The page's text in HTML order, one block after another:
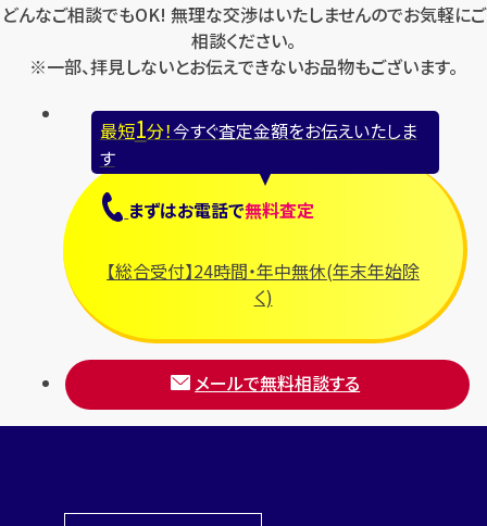
どんなご相談でもOK! 無理な交渉はいたしませんのでお気軽にご
相談ください。
※一部、拝見しないとお伝えできないお品物もございます。
最短1分！今すぐ査定金額をお伝えいたしま
す
まずはお電話で無料査定
【総合受付】24時間・年中無休(年末年始除
く)
メールで無料相談する